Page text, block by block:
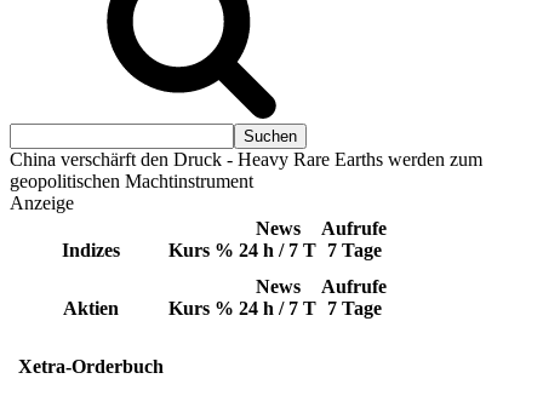
China verschärft den Druck - Heavy Rare Earths werden zum
geopolitischen Machtinstrument
Anzeige
Indizes Kurs %
News
24 h / 7 T
Aufrufe
7 Tage
Aktien Kurs %
News
24 h / 7 T
Aufrufe
7 Tage
Xetra-Orderbuch